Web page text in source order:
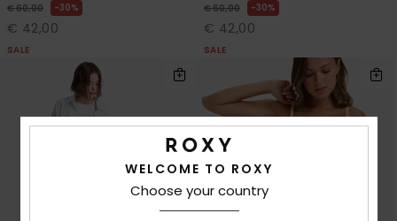
€ 60,00 30%
€ 42,00
SALE
€ 60,00 30%
€ 42,00
SALE
WELCOME TO ROXY
Choose your country